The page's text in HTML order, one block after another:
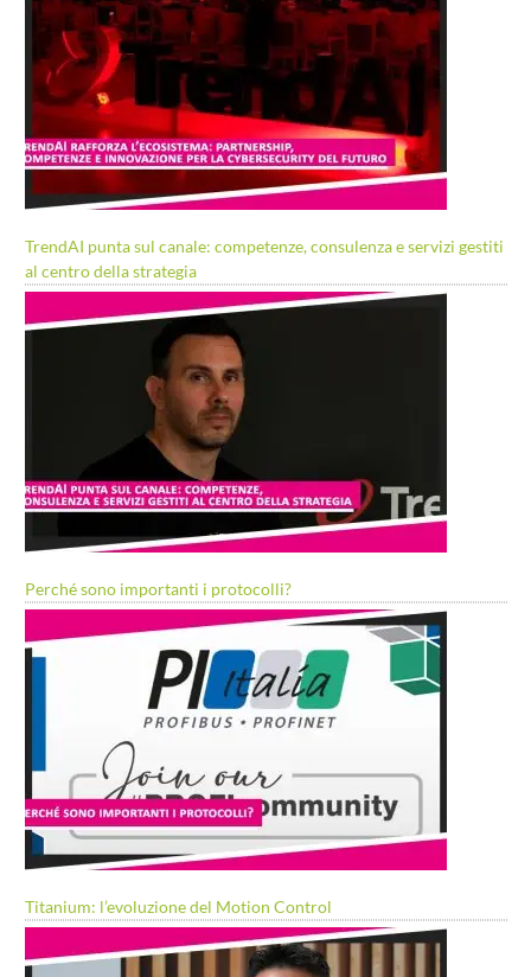
TrendAI punta sul canale: competenze, consulenza e servizi gestiti
al centro della strategia
Perché sono importanti i protocolli?
Titanium: l’evoluzione del Motion Control